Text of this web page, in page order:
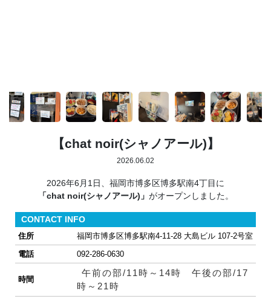
【chat noir(シャノアール)】
2026.06.02
2026年6月1日、福岡市博多区博多駅南4丁目に
「chat noir(シャノアール)」 がオープンしました。
CONTACT INFO
住所
福岡市博多区博多駅南4-11-28 大島ビル 107-2号室
電話
092-286-0630
時間
午前の部/11時～14時 午後の部/17
時～21時